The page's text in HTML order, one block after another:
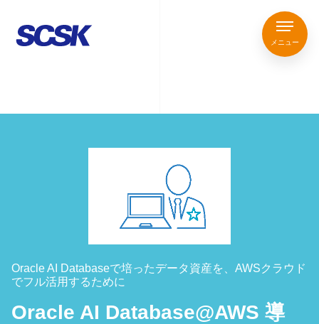
メニュー
Oracle AI Databaseで培ったデータ資産を、AWSクラウド
でフル活用するために
Oracle AI Database@AWS 導